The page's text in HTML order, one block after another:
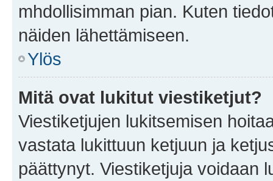
mhdollisimman pian. Kuten
näiden lähettämiseen.
Ylös
Mitä ovat lukitut viestiketjut?
Viestiketjujen lukitsemisen
vastata lukittuun ketjuun ja
päättynyt. Viestiketjuja voidaan